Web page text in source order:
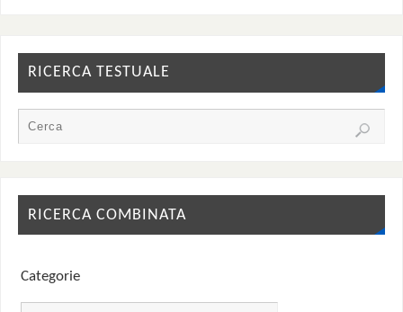
RICERCA TESTUALE
RICERCA COMBINATA
Categorie